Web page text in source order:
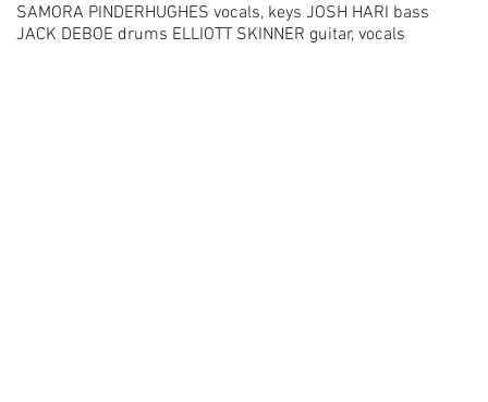
SAMORA PINDERHUGHES vocals, keys JOSH HARI bass
JACK DEBOE drums ELLIOTT SKINNER guitar, vocals